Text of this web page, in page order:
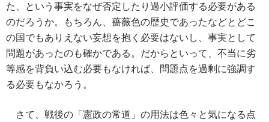
た、という事実をなぜ否定したり過小評価する必要がある
のだろうか。もちろん、薔薇色の歴史であったなどとどこ
の国でもありえない妄想を抱く必要はないし、事実として
問題があったのも確かである。だからといって、不当に劣
等感を背負い込む必要もなければ、問題点を過剰に強調す
る必要もなかろう。
さて、戦後の「憲政の常道」の用法は色々と気になる点